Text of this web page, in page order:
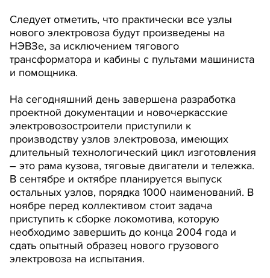
Следует отметить, что практически все узлы
нового электровоза будут произведены на
НЭВЗе, за исключением тягового
трансформатора и кабины с пультами машиниста
и помощника.
На сегодняшний день завершена разработка
проектной документации и новочеркасские
электровозостроители приступили к
производству узлов электровоза, имеющих
длительный технологический цикл изготовления
– это рама кузова, тяговые двигатели и тележка.
В сентябре и октябре планируется выпуск
остальных узлов, порядка 1000 наименований. В
ноябре перед коллективом стоит задача
приступить к сборке локомотива, которую
необходимо завершить до конца 2004 года и
сдать опытный образец нового грузового
электровоза на испытания.